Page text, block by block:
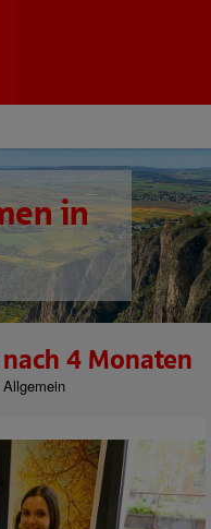
in
4 Monaten
Allgemein